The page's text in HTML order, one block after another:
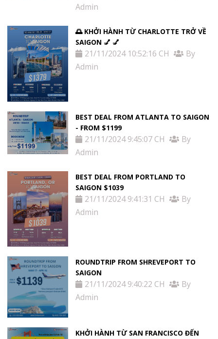
Admin
🌅 KHỞI HÀNH TỪ CHARLOTTE TRỞ VỀ
SAIGON 💅 💅
21/11/2024 10:52:16 CH
By
Admin
BEST DEAL FROM ATLANTA TO SAIGON
- FROM $1199
21/11/2024 9:45:07 CH
By
Admin
BEST DEAL FROM PORTLAND TO
SAIGON $1039
21/11/2024 9:41:31 CH
By
Admin
ROUNDTRIP FROM SHREVEPORT TO
SAIGON
21/11/2024 9:40:22 CH
By
Admin
KHỞI HÀNH TỪ SAN FRANCISCO ĐẾN